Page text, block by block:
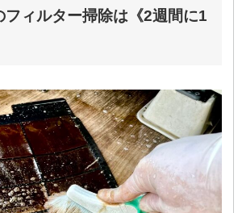
フィルター掃除は《2週間に1